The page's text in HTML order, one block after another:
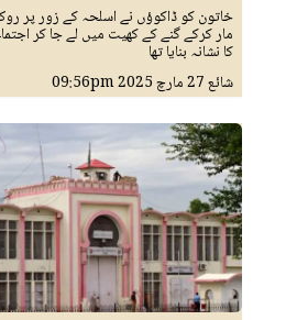
خاتون کو ڈاکوؤں نے اسلحہ کے زور پر
مار کرکے گنے کے کھیت میں لے جا کر
کا نشانہ بنایا تھا
شائع27 مارچ 2025 09:56pm